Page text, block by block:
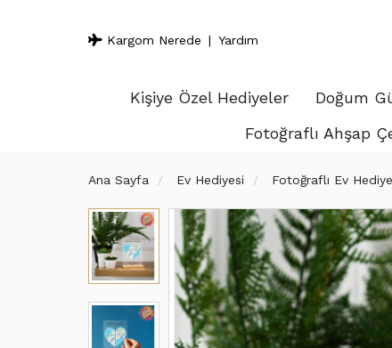
Kargom Nerede Yardım
Kişiye Özel Hediyeler Doğum
Fotoğraflı Ahşap
Ana Sayfa Ev Hediyesi Fotoğraflı Ev